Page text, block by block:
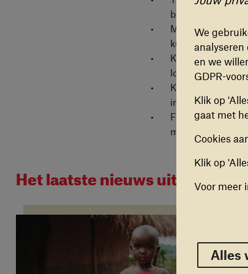
bieden.
Mentale steun
kunnen werken
Kinderen die
lokale overheden.
Kwetsbare
in aanraking
Financiële steun
meest urgente
Het laatste nieuws uit
We
analyseren
en we
GDPR-
Klik op
gaat met
Cookies
Klik op
Voor meer
Alles